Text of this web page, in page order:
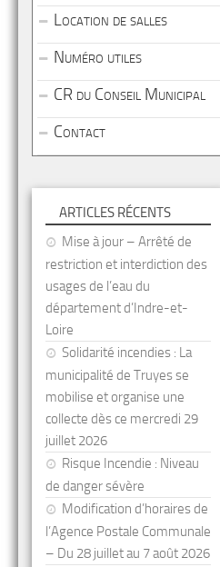
Location de salles
Numéro utiles
CR du Conseil Municipal
Contact
ARTICLES RÉCENTS
Mise à jour – Arrêté de
restriction et interdiction des
usages de l’eau du
département d’Indre-et-
Loire
Solidarité incendies : La
municipalité de Truyes se
mobilise et organise une
collecte dès ce mercredi 29
juillet 2026
Risque Incendie : Niveau
de danger sévère
Modification d’horaires de
l’Agence Postale Communale
– Du 28 juillet au 7 août 2026